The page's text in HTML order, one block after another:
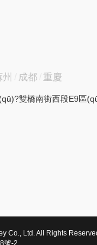
州 成都 重慶
雙橋南街西段E9區
Co., Ltd. All Rights
號-2